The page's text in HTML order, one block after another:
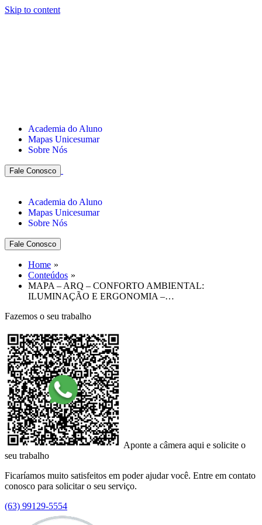
Skip to content
Academia do Aluno
Mapas Unicesumar
Sobre Nós
Fale Conosco
Academia do Aluno
Mapas Unicesumar
Sobre Nós
Fale Conosco
Home
Conteúdos
MAPA – ARQ – CONFORTO AMBIENTAL:
ILUMINAÇÃO E ERGONOMIA –…
Fazemos o seu trabalho
Aponte a câmera aqui e solicite o
seu trabalho
Ficaríamos muito satisfeitos em poder ajudar você. Entre em contato
conosco para solicitar o seu serviço.
(63) 99129-5554